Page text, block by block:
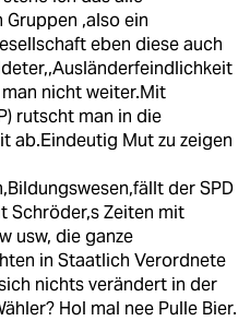
,also ein
eben diese auch
nicht weiter.Mit
rutscht man in die
ab.Eindeutig Mut zu zeigen
der SPD
Schröder,s Zeiten mit
usw, die ganze
in Staatlich Verordnete
nichts verändert in der
Hol mal nee Pulle Bier.